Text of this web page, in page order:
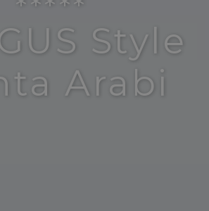
Style
Arabi